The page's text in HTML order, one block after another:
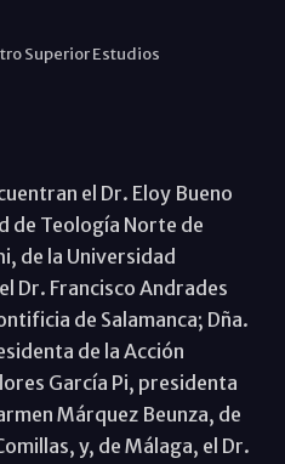
Superior Estudios
el Dr. Eloy Bueno
de Teología Norte de
de la Universidad
Dr. Francisco Andrades
de Salamanca; Dña.
de la Acción
García Pi, presidenta
Márquez Beunza, de
y, de Málaga, el Dr.